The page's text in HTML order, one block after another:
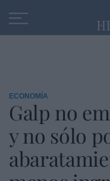
ECONOMÍA
Galp no
y no sólo